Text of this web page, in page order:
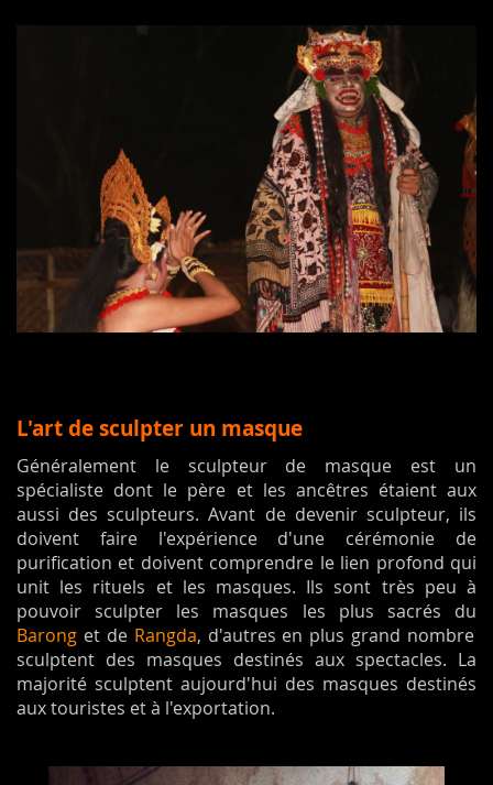
L'art de sculpter un masque
Généralement le sculpteur de masque est un
spécialiste dont le père et les ancêtres étaient aux
aussi des sculpteurs. Avant de devenir sculpteur, ils
doivent faire l'expérience d'une cérémonie de
purification et doivent comprendre le lien profond qui
unit les rituels et les masques. Ils sont très peu à
pouvoir sculpter les masques les plus sacrés du
Barong et de Rangda, d'autres en plus grand nombre
sculptent des masques destinés aux spectacles. La
majorité sculptent aujourd'hui des masques destinés
aux touristes et à l'exportation.